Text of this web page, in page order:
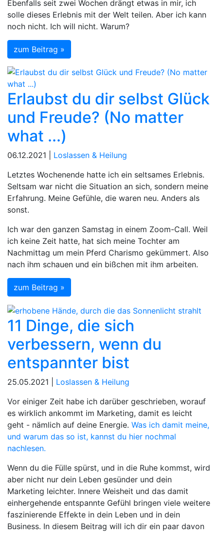
Ebenfalls seit zwei Wochen drängt etwas in mir, ich
solle dieses Erlebnis mit der Welt teilen. Aber ich kann
noch nicht. Ich will nicht. Warum?
zum Beitrag »
Erlaubst du dir selbst Glück
und Freude? (No matter
what ...)
06.12.2021 | Loslassen & Heilung
Letztes Wochenende hatte ich ein seltsames Erlebnis.
Seltsam war nicht die Situation an sich, sondern meine
Erfahrung. Meine Gefühle, die waren neu. Anders als
sonst.
Ich war den ganzen Samstag in einem Zoom-Call. Weil
ich keine Zeit hatte, hat sich meine Tochter am
Nachmittag um mein Pferd Charismo gekümmert. Also
nach ihm schauen und ein bißchen mit ihm arbeiten.
zum Beitrag »
11 Dinge, die sich
verbessern, wenn du
entspannter bist
25.05.2021 | Loslassen & Heilung
Vor einiger Zeit habe ich darüber geschrieben, worauf
es wirklich ankommt im Marketing, damit es leicht
geht - nämlich auf deine Energie. Was ich damit meine,
und warum das so ist, kannst du hier nochmal
nachlesen.
Wenn du die Fülle spürst, und in die Ruhe kommst, wird
aber nicht nur dein Leben gesünder und dein
Marketing leichter. Innere Weisheit und das damit
einhergehende entspannte Gefühl bringen viele weitere
faszinierende Effekte in dein Leben und in dein
Business. In diesem Beitrag will ich dir ein paar davon